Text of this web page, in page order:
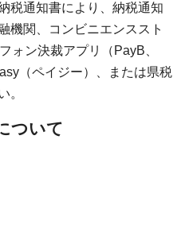
税通知書により、納税通知
機関、コンビニエンススト
ォン決裁アプリ（PayB、
（ペイジー）、または県税
。
ついて